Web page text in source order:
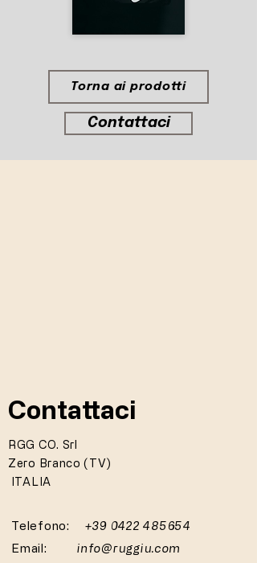
Torna ai prodotti
Contattaci
Contattaci
RGG CO. Srl
Zero Branco (TV)
ITALIA
Telefono:
+39 0422 485654
Email: info@ruggiu.com